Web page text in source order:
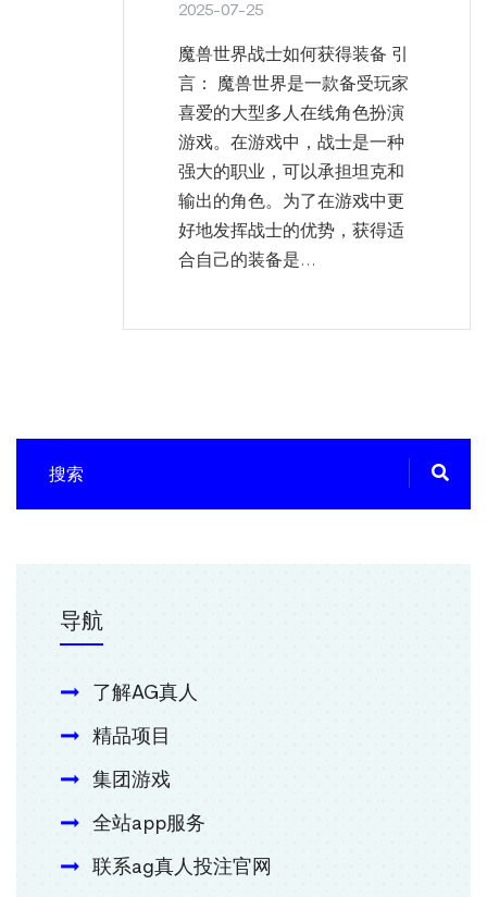
2025-07-25
魔兽世界战士如何获得装备 引
言： 魔兽世界是一款备受玩家
喜爱的大型多人在线角色扮演
游戏。在游戏中，战士是一种
强大的职业，可以承担坦克和
输出的角色。为了在游戏中更
好地发挥战士的优势，获得适
合自己的装备是...
导航
了解AG真人
精品项目
集团游戏
全站app服务
联系ag真人投注官网